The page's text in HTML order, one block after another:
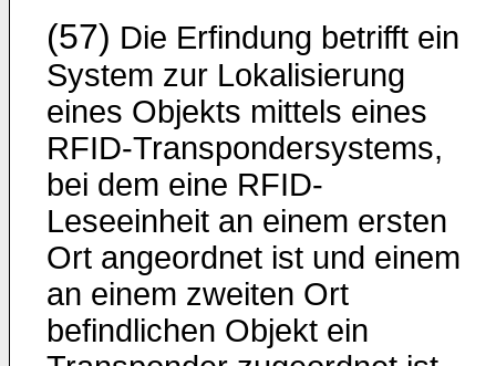
(57) Die Erfindung betrifft ein
System zur Lokalisierung
eines Objekts mittels eines
RFID-Transpondersystems,
bei dem eine RFID-
Leseeinheit an einem ersten
Ort angeordnet ist und einem
an einem zweiten Ort
befindlichen Objekt ein